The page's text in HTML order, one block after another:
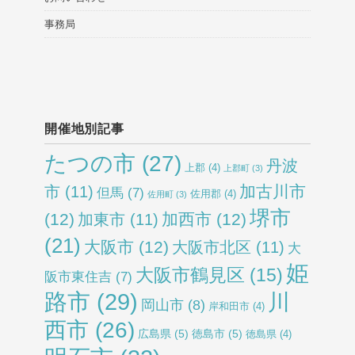
事務局
開催地別記事
たつの市 (27) 上郡 (4) 上郡町 (3) 丹波
市 (11) 但馬 (7) 佐用町 (3) 佐用郡 (4) 加古川市
(12) 加東市 (11) 加西市 (12) 堺市
(21) 大阪市 (12) 大阪市北区 (11) 大
阪市東住吉 (7) 大阪市鶴見区 (15) 姫
路市 (29) 岡山市 (8) 岸和田市 (4)
川
西市 (26) 広島県 (5) 徳島市 (5) 徳島県 (4)